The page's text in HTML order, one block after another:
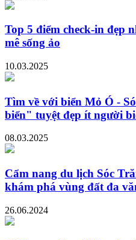
Top 5 điểm check-in đẹp
mê sống ảo
10.03.2025
Tìm về với biển Mỏ Ó -
biển" tuyệt đẹp ít người
08.03.2025
Cẩm nang du lịch Sóc
khám phá vùng đất đa
26.06.2024